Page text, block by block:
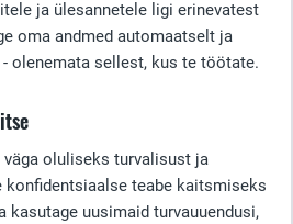
ja ülesannetele ligi erinevatest
oma andmed automaatselt ja
olenemata sellest, kus te töötate.
oluliseks turvalisust ja
konfidentsiaalse teabe kaitsmiseks
kasutage uusimaid turvauuendusi,